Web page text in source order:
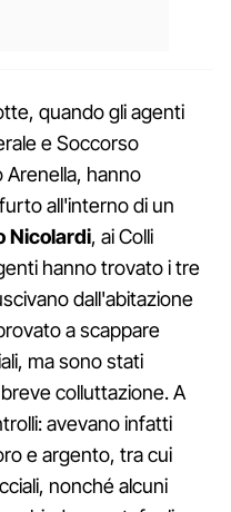
quando gli agenti
e Soccorso
Arenella, hanno
all'interno di un
Nicolardi, ai Colli
hanno trovato i tre
dall'abitazione
a scappare
ma sono stati
colluttazione. A
avevano infatti
e argento, tra cui
nonché alcuni